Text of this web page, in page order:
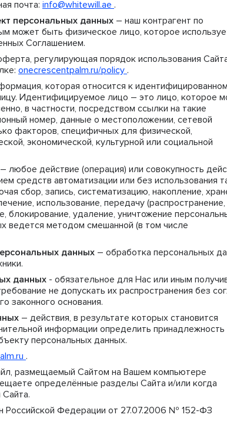
почта: info@whitewill.ae .
персональных данных – наш контрагент по
может быть физическое лицо, которое
Соглашением.
регулирующая порядок использования
onecrescentpalm.ru/policy .
которая относится к
Идентифицируемое лицо – это лицо, которое
в частности, посредством ссылки на такие
номер, данные о местоположении, сетевой
факторов, специфичных для физической,
экономической, культурной или социальной
– любое действие (операция) или совокупность
средств автоматизации или без использования
сбор, запись, систематизацию, накопление,
использование, передачу (распространение,
блокирование, удаление, уничтожение
ведется методом смешанной (в том числе
данных – обработка персональных
данных - обязательное для Нас или иным
не допускать их распространения без
законного основания.
– действия, в результате которых становится
информации определить принадлежность
персональных данных.
.
размещаемый Сайтом на Вашем компьютере
определённые разделы Сайта и/или когда
Российской Федерации от 27.07.2006 № 152-ФЗ